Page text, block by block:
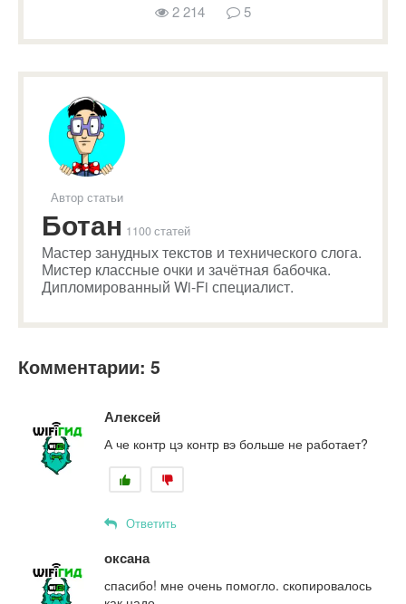
2 214 5
Автор статьи
Ботан 1100 статей
Мастер занудных текстов и технического слога.
Мистер классные очки и зачётная бабочка.
Дипломированный Wi-Fi специалист.
Комментарии: 5
Алексей
А че контр цэ контр вэ больше не работает?
Ответить
оксана
спасибо! мне очень помогло. скопировалось